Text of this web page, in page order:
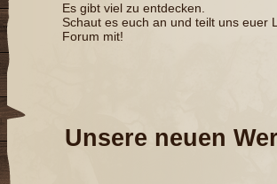
Es gibt viel zu entdecken.
Schaut es euch an und teilt uns euer
Forum mit!
Unsere neuen